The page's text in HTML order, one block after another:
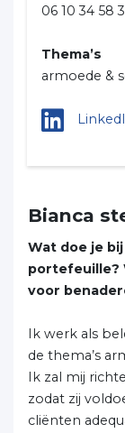
06 10 34 58
Thema’s
armoede &
Bianca
Wat doe je
portefeuille?
voor
Ik werk als
de thema’s
Ik zal mij
zodat zij
cliënten